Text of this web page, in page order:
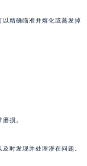
精确瞄准并熔化或蒸发掉
损。
时发现并处理潜在问题。